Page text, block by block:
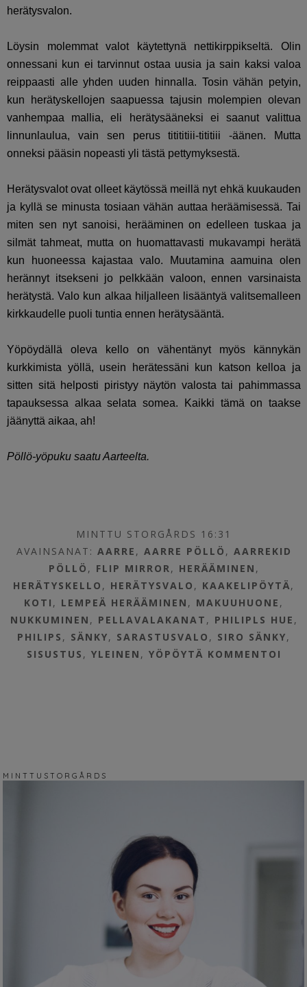
herätysvalon.
Löysin molemmat valot käytettynä nettikirppikseltä. Olin
onnessani kun ei tarvinnut ostaa uusia ja sain kaksi valoa
reippaasti alle yhden uuden hinnalla. Tosin vähän petyin,
kun herätyskellojen saapuessa tajusin molempien olevan
vanhempaa mallia, eli herätysääneksi ei saanut valittua
linnunlaulua, vain sen perus titititiii-tititiii -äänen. Mutta
onneksi pääsin nopeasti yli tästä pettymyksestä.
Herätysvalot ovat olleet käytössä meillä nyt ehkä kuukauden
ja kyllä se minusta tosiaan vähän auttaa heräämisessä. Tai
miten sen nyt sanoisi, herääminen on edelleen tuskaa ja
silmät tahmeat, mutta on huomattavasti mukavampi herätä
kun huoneessa kajastaa valo. Muutamina aamuina olen
herännyt itsekseni jo pelkkään valoon, ennen varsinaista
herätystä. Valo kun alkaa hiljalleen lisääntyä valitsemalleen
kirkkaudelle puoli tuntia ennen herätysääntä.
Yöpöydällä oleva kello on vähentänyt myös kännykän
kurkkimista yöllä, usein herätessäni kun katson kelloa ja
sitten sitä helposti piristyy näytön valosta tai pahimmassa
tapauksessa alkaa selata somea. Kaikki tämä on taakse
jäänyttä aikaa, ah!
Pöllö-yöpuku saatu Aarteelta.
MINTTU STORGÅRDS 16:31
AVAINSANAT: AARRE , AARRE PÖLLÖ , AARREKID
PÖLLÖ , FLIP MIRROR, HERÄÄMINEN ,
HERÄTYSKELLO , HERÄTYSVALO , KAAKELIPÖYTÄ,
KOTI , LEMPEÄ HERÄÄMINEN , MAKUUHUONE ,
NUKKUMINEN , PELLAVALAKANAT , PHILIPLS HUE ,
PHILIPS , SÄNKY, SARASTUSVALO , SIRO SÄNKY,
SISUSTUS , YLEINEN , YÖPÖYTÄ KOMMENTOI
M I N T T U S T O R G Å R D S